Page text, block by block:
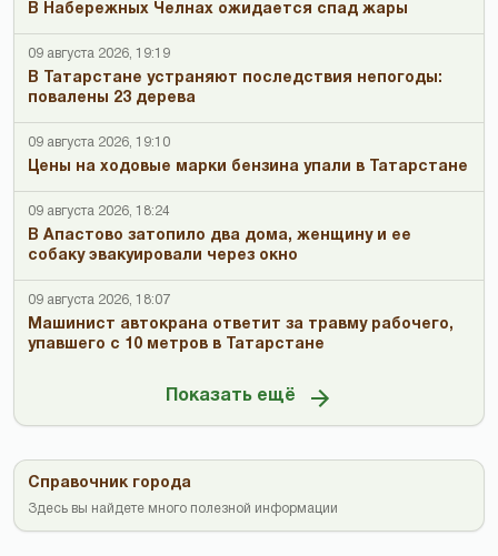
В Набережных Челнах ожидается спад жары
09 августа 2026, 19:19
В Татарстане устраняют последствия непогоды:
повалены 23 дерева
09 августа 2026, 19:10
Цены на ходовые марки бензина упали в Татарстане
09 августа 2026, 18:24
В Апастово затопило два дома, женщину и ее
собаку эвакуировали через окно
09 августа 2026, 18:07
Машинист автокрана ответит за травму рабочего,
упавшего с 10 метров в Татарстане
Показать ещё
Справочник города
Здесь вы найдете много полезной информации